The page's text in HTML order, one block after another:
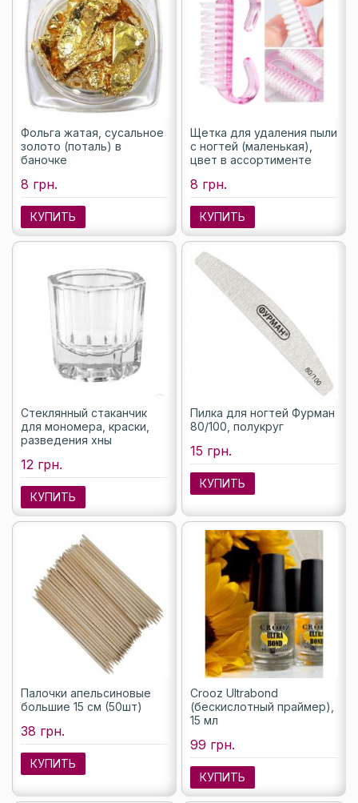
Фольга жатая, сусальное
золото (поталь) в
баночке
8 грн.
КУПИТЬ
Щетка для удаления пыли
с ногтей (маленькая),
цвет в ассортименте
8 грн.
КУПИТЬ
Стеклянный стаканчик
для мономера, краски,
разведения хны
12 грн.
КУПИТЬ
Пилка для ногтей Фурман
80/100, полукруг
15 грн.
КУПИТЬ
Палочки апельсиновые
большие 15 см (50шт)
38 грн.
КУПИТЬ
Crooz Ultrabond
(бескислотный праймер),
15 мл
99 грн.
КУПИТЬ